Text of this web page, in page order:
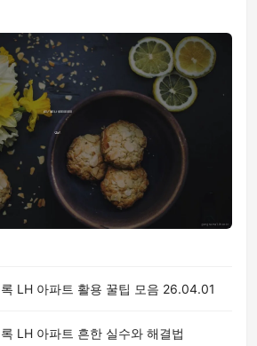
LH 아파트 활용 꿀팁 모음 26.04.01
LH 아파트 흔한 실수와 해결법